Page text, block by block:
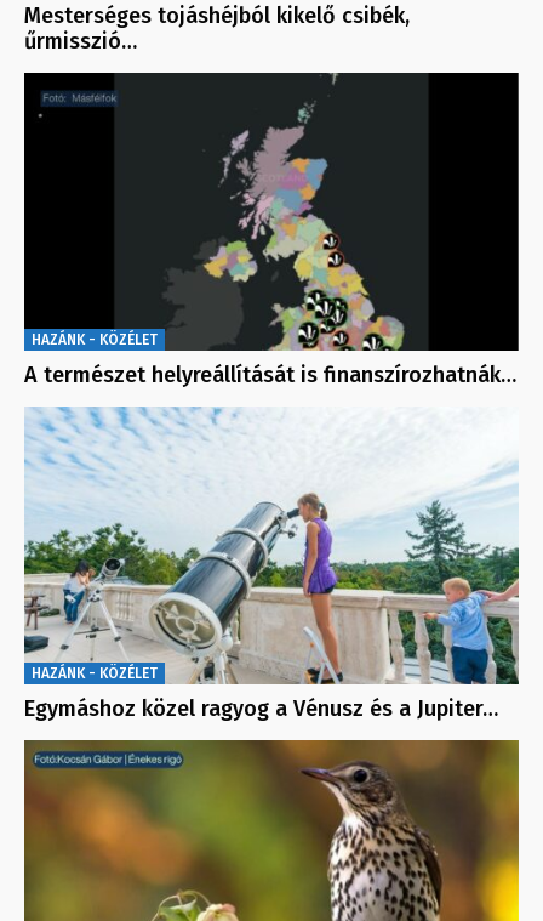
Mesterséges tojáshéjból kikelő csibék,
űrmisszió…
HAZÁNK - KÖZÉLET
A természet helyreállítását is finanszírozhatnák…
HAZÁNK - KÖZÉLET
Egymáshoz közel ragyog a Vénusz és a Jupiter…